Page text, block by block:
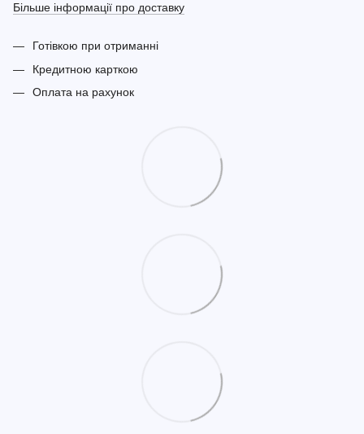
Більше інформації про доставку
Готівкою при отриманні
Кредитною карткою
Оплата на рахунок